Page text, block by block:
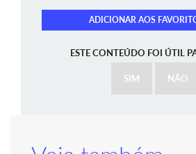
ADICIONAR AOS
ESTE CONTEÚDO FOI ÚTIL
SIM NÃO